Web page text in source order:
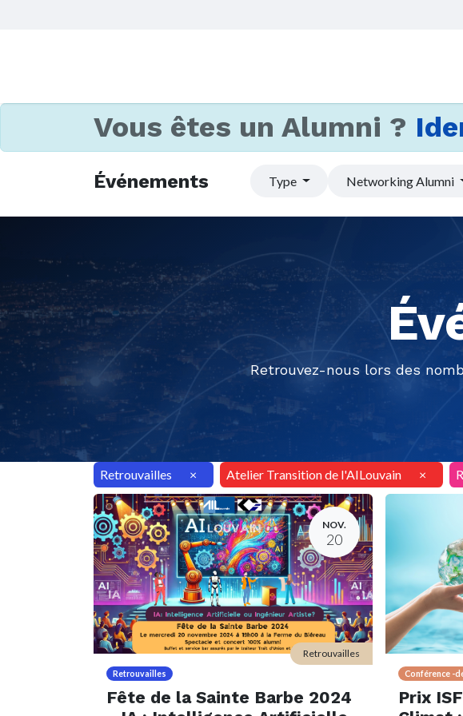
Vous êtes un Alumni ?
Événements Type Networking Alumni
Retrouvez-nous lors des
Retrouvailles × Atelier Transition de l'AILouvain ×
NOV.
20
Retrouvailles
Fête de la Sainte Barbe 2024
Retrouvailles
Conférence -
Prix